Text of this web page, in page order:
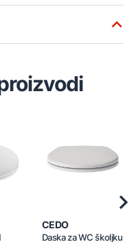
CEDO
Daska za WC školjku